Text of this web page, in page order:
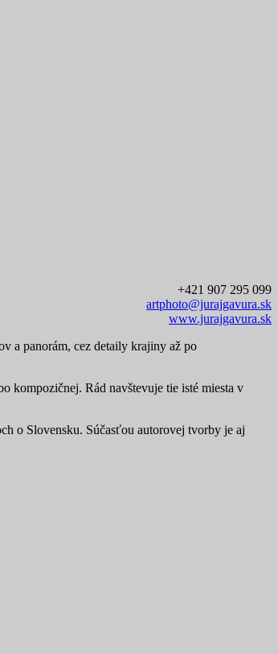
+421 907 295 099
artphoto@jurajgavura.sk
www.jurajgavura.sk
a panorám, cez detaily krajiny až po
kompozičnej. Rád navštevuje tie isté miesta v
o Slovensku. Súčasťou autorovej tvorby je aj